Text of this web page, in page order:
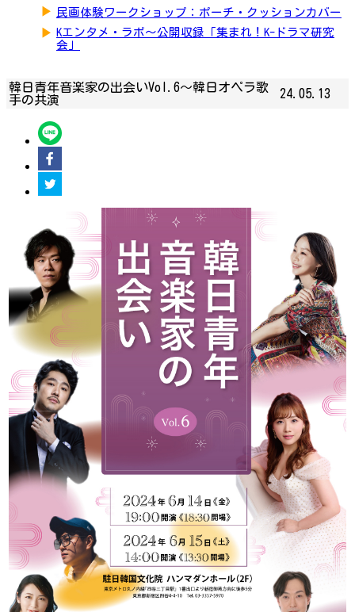
▶ 民画体験ワークショップ：ポーチ・クッションカバー
▶ Kエンタメ・ラボ～公開収録「集まれ！K-ドラマ研究
会」
韓日青年音楽家の出会いVol.6～韓日オペラ歌
手の共演
24.05.13